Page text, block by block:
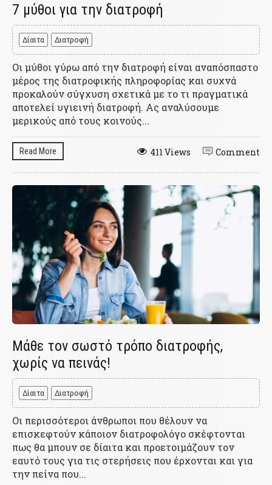
7 μύθοι για την διατροφή
Δίαιτα Διατροφή
Οι μύθοι γύρω από την διατροφή είναι αναπόσπαστο
μέρος της διατροφικής πληροφορίας και συχνά
προκαλούν σύγχυση σχετικά με το τι πραγματικά
αποτελεί υγιεινή διατροφή. Ας αναλύσουμε
μερικούς από τους κοινούς...
Read More Comment
411 Views
Μάθε τον σωστό τρόπο διατροφής,
χωρίς να πεινάς!
Δίαιτα Διατροφή
Οι περισσότεροι άνθρωποι που θέλουν να
επισκεφτούν κάποιον διατροφολόγο σκέφτονται
πως θα μπουν σε δίαιτα και προετοιμάζουν τον
εαυτό τους για τις στερήσεις που έρχονται και για
την πείνα που...